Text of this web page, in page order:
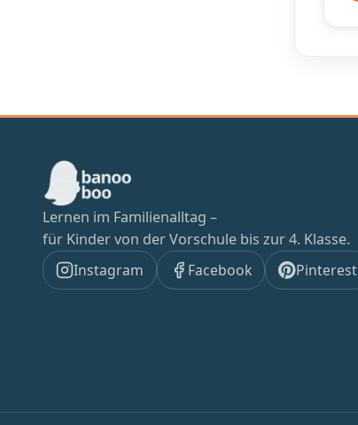
Lernen im Familienalltag –
für Kinder von der Vorschule bis zur 4. Klasse.
Instagram
Facebook Pinterest